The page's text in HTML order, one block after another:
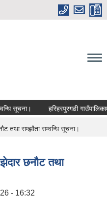
सूचना। हरिहरपुरगढी
तथा सम्झौता सम्वन्धि सूचना।
छनौट तथा
- 16:32